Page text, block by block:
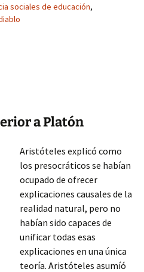
sociales de educación,
a Platón
Aristóteles explicó como
los presocráticos se habían
ocupado de ofrecer
explicaciones causales de la
realidad natural, pero no
habían sido capaces de
unificar todas esas
explicaciones en una única
teoría. Aristóteles asumíó